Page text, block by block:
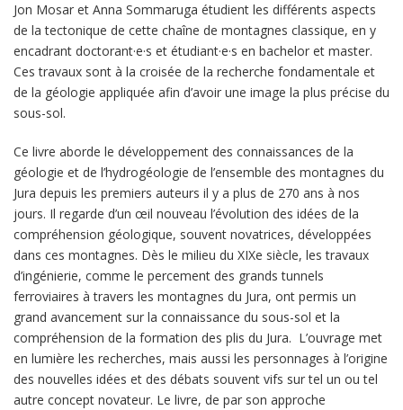
Jon Mosar et Anna Sommaruga étudient les différents aspects
de la tectonique de cette chaîne de montagnes classique, en y
encadrant doctorant·e·s et étudiant·e·s en bachelor et master.
Ces travaux sont à la croisée de la recherche fondamentale et
de la géologie appliquée afin d’avoir une image la plus précise du
sous-sol.
Ce livre aborde le développement des connaissances de la
géologie et de l’hydrogéologie de l’ensemble des montagnes du
Jura depuis les premiers auteurs il y a plus de 270 ans à nos
jours. Il regarde d’un œil nouveau l’évolution des idées de la
compréhension géologique, souvent novatrices, développées
dans ces montagnes. Dès le milieu du XIXe siècle, les travaux
d’ingénierie, comme le percement des grands tunnels
ferroviaires à travers les montagnes du Jura, ont permis un
grand avancement sur la connaissance du sous-sol et la
compréhension de la formation des plis du Jura. L’ouvrage met
en lumière les recherches, mais aussi les personnages à l’origine
des nouvelles idées et des débats souvent vifs sur tel un ou tel
autre concept novateur. Le livre, de par son approche